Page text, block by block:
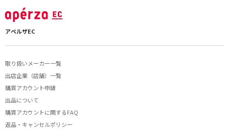
アペルザEC
取り扱いメーカー一覧
出店企業（店舗）一覧
購買アカウント申請
出品について
購買アカウントに関するFAQ
返品・キャンセルポリシー